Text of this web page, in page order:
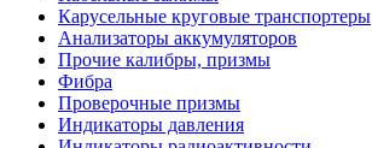
Карусельные круговые транспортеры
Анализаторы аккумуляторов
Прочие калибры, призмы
Фибра
Проверочные призмы
Индикаторы давления